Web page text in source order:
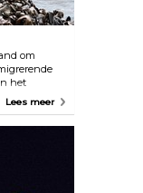
om
het
van
Lees meer